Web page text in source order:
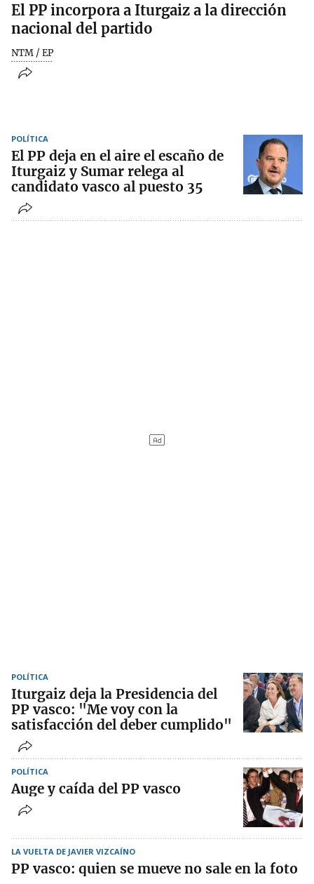
El PP incorpora a Iturgaiz a la dirección
nacional del partido
NTM / EP
POLÍTICA
El PP deja en el aire el escaño de
Iturgaiz y Sumar relega al
candidato vasco al puesto 35
POLÍTICA
Iturgaiz deja la Presidencia del
PP vasco: "Me voy con la
satisfacción del deber cumplido"
POLÍTICA
Auge y caída del PP vasco
LA VUELTA DE JAVIER VIZCAÍNO
PP vasco: quien se mueve no sale en la foto